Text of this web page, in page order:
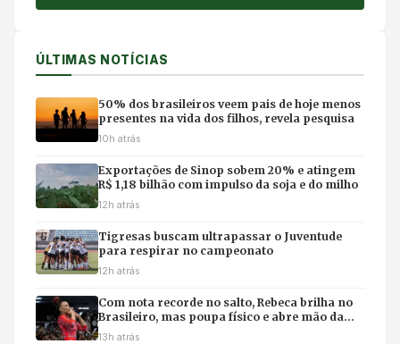
ÚLTIMAS NOTÍCIAS
50% dos brasileiros veem pais de hoje menos
presentes na vida dos filhos, revela pesquisa
10h atrás
Exportações de Sinop sobem 20% e atingem
R$ 1,18 bilhão com impulso da soja e do milho
12h atrás
Tigresas buscam ultrapassar o Juventude
para respirar no campeonato
12h atrás
Com nota recorde no salto, Rebeca brilha no
Brasileiro, mas poupa físico e abre mão da
final individual
13h atrás